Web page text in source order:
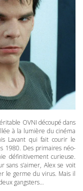
OVNI découpé dans
à la lumière du cinéma
Lavant qui fait courir le
1980. Des primaires néo-
définitivement curieuse.
sans s’aimer, Alex se voit
le germe du virus. Mais il
gangsters…